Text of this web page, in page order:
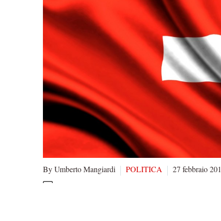
By Umberto Mangiardi POLITICA 27 febbraio